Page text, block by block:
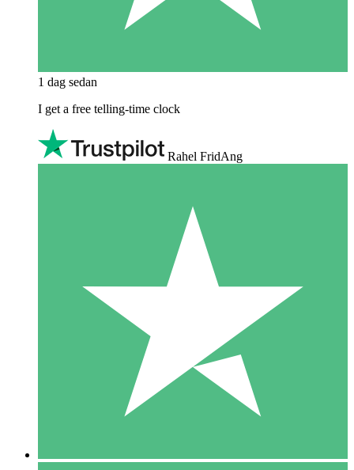
1 dag sedan
I get a free telling-time clock
Rahel FridAng